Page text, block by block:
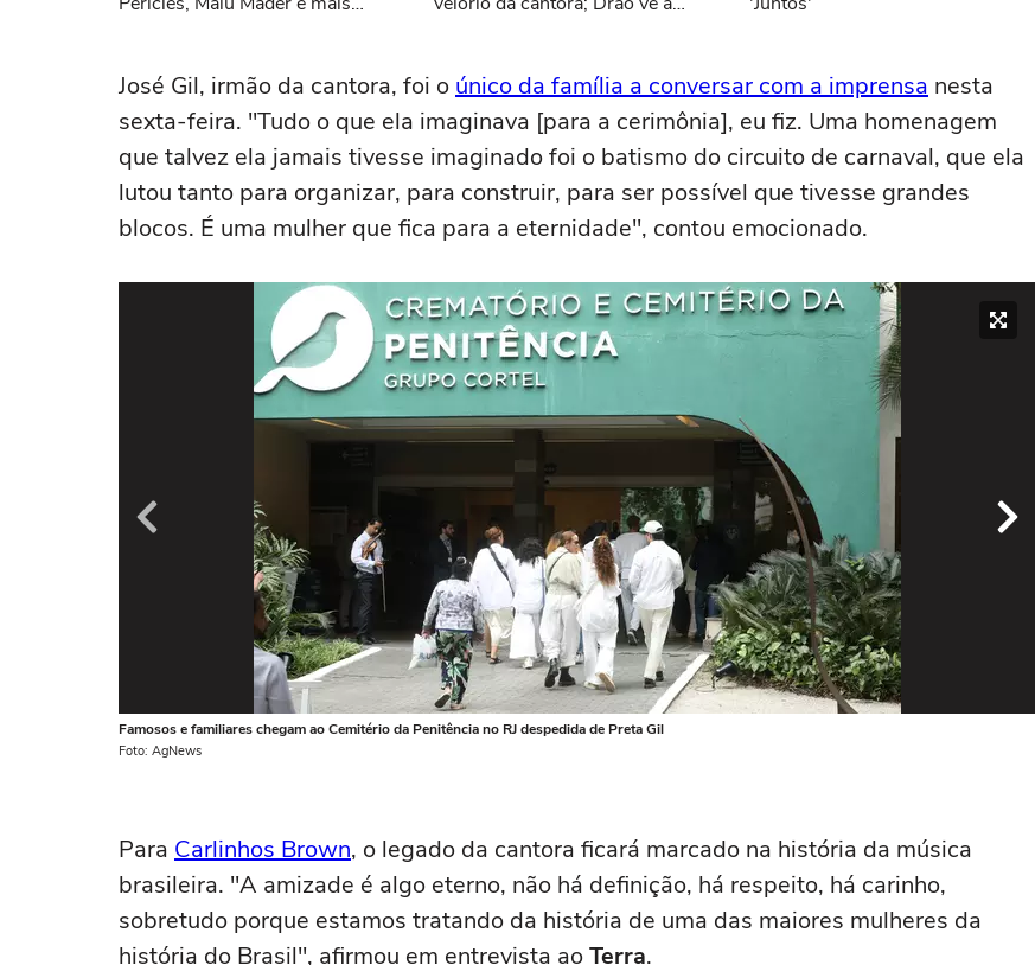
José Gil, irmão da cantora, foi o único da família a conversar com a imprensa nesta
sexta-feira. "Tudo o que ela imaginava [para a cerimônia], eu fiz. Uma homenagem
que talvez ela jamais tivesse imaginado foi o batismo do circuito de carnaval, que ela
lutou tanto para organizar, para construir, para ser possível que tivesse grandes
blocos. É uma mulher que fica para a eternidade", contou emocionado.
Famosos e familiares chegam ao Cemitério da Penitência no RJ despedida de Preta Gil
Foto: AgNews
Para Carlinhos Brown, o legado da cantora ficará marcado na história da música
brasileira. "A amizade é algo eterno, não há definição, há respeito, há carinho,
sobretudo porque estamos tratando da história de uma das maiores mulheres da
história do Brasil", afirmou em entrevista aoTerra.